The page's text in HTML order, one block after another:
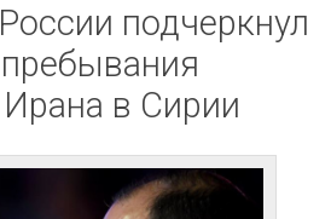
подчеркнул
в Сирии